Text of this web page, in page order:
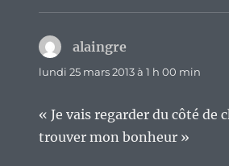
alaingre
lundi 25 mars 2013 à 1 h 00 min
« Je vais regarder du côté de
trouver mon bonheur »